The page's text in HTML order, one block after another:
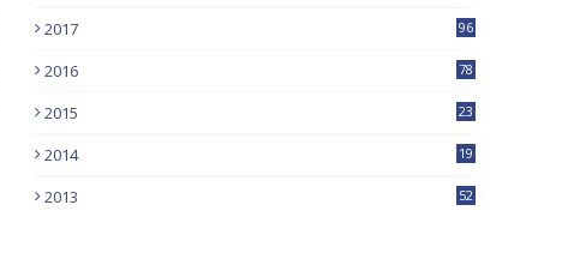
2017
96
2016
78
2015 23
2014 19
2013 52